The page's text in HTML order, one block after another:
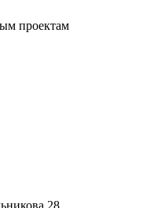
проектам
28